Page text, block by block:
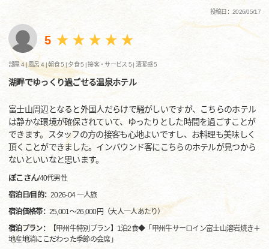
投稿日：2026/05/17
5
部屋 4 |風呂 4 |朝食 5 | 夕食 5 |接客・サービス 5 |清潔感 5
湖畔でゆっくり過ごせる温泉ホテル
富士山周辺となると外国人だらけで騒がしいですが、こちらのホテル
は静かな環境が確保されていて、ゆったりとした時間を過ごすことが
できます。スタッフの方の接客も心地よいですし、お料理も美味しく
頂くことができました。インバウンド客にこちらのホテルが見つから
ないといいなと思います。
ぽこさん/40代男性
宿泊日/目的：2026-04 一人旅
宿泊価格帯： 25,001～26,000円（大人一人あたり）
宿泊プラン：
【甲州牛特別プラン】1泊2食◆「甲州牛サーロイン富士山溶岩焼き＋
地産地消にこだわった季節の会席」